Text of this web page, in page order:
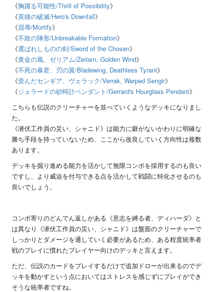
《胸躍る可能性/Thrill of Possibility》
《英雄の破滅/Hero's Downfall》
《屈辱/Mortify》
《不敗の陣形/Unbreakable Formation》
《選ばれしものの剣/Sword of the Chosen》
《黄金の風、ゼリアム/Zeriam, Golden Wind》
《不死の暴君、刃の翼/Bladewing, Deathless Tyrant》
《歪んだセンギア、ヴェラック/Verrak, Warped Sengir》
《ジェラードの砂時計ペンダント/Gerrard's Hourglass Pendant》
こちらも伝説のクリーチャーを並べていくようなデッキになりまし
た。
《潜伏工作員の災い、シャニド》は能力に癖がないかわりに明確な
勝ち手段を持っていないため、ここから改良していく方向性は複数
あります。
デッキを掘り進める能力を活かして無限コンボを採用するのも良い
ですし、より威迫を付与できる点を活かして戦闘に特化させるのも
良いでしょう。
コンボ寄りのどんでん返しがある《意志を縛る者、ディハーダ》と
は異なり《潜伏工作員の災い、シャニド》は盤面のクリーチャーで
しっかりとダメージを通していく必要があるため、ある程度統率者
戦のプレイに慣れたプレイヤー向けのデッキと言えます。
ただ、伝説のカードをプレイするだけで追加ドローが出来るのでデ
ッキを動かすという点においてはストレスを感じずにプレイができ
そうな統率者ですね。